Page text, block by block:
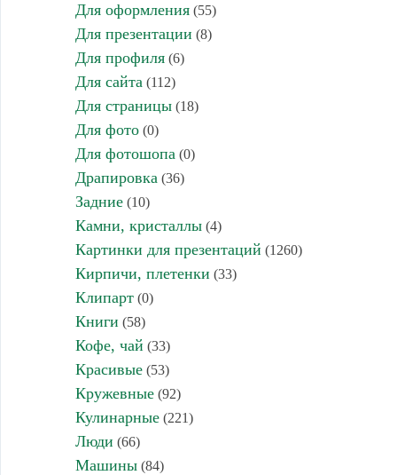
Для оформления(55)
Для презентации (8)
Для профиля(6)
Для сайта (112)
Для страницы(18)
Для фото(0)
Для фотошопа (0)
Драпировка (36)
Задние(10)
Камни, кристаллы(4)
Картинки для презентаций (1260)
Кирпичи, плетенки (33)
Клипарт(0)
Книги (58)
Кофе, чай (33)
Красивые(53)
Кружевные(92)
Кулинарные(221)
Люди (66)
Машины(84)